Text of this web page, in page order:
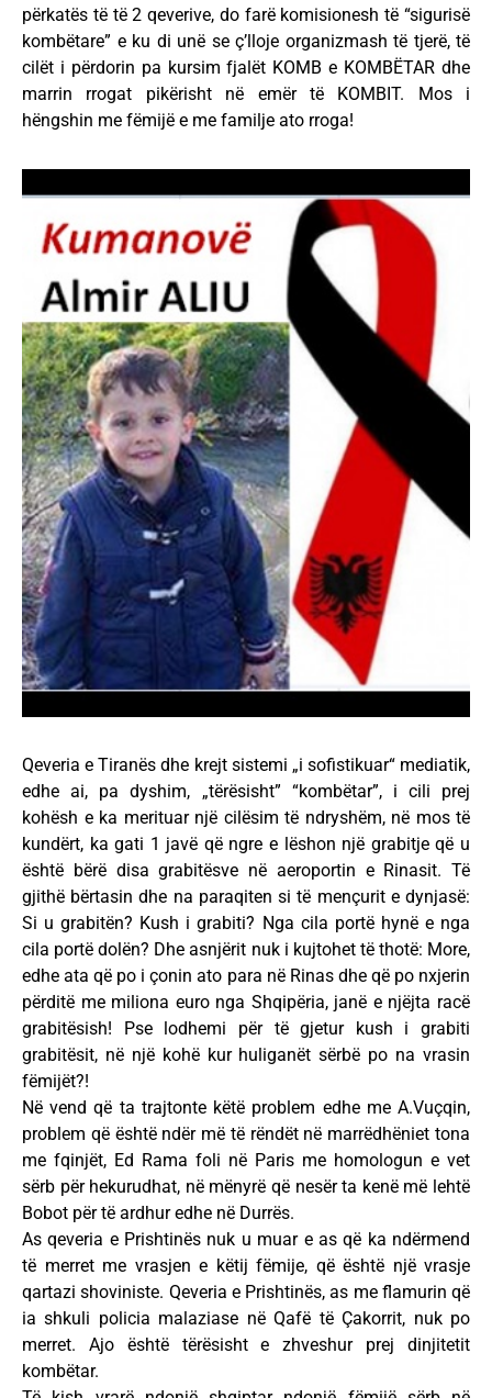
përkatës të të 2 qeverive, do farë komisionesh të “sigurisë
kombëtare” e ku di unë se ç’lloje organizmash të tjerë, të
cilët i përdorin pa kursim fjalët KOMB e KOMBËTAR dhe
marrin rrogat pikërisht në emër të KOMBIT. Mos i
hëngshin me fëmijë e me familje ato rroga!
Qeveria e Tiranës dhe krejt sistemi „i sofistikuar“ mediatik,
edhe ai, pa dyshim, „tërësisht” “kombëtar”, i cili prej
kohësh e ka merituar një cilësim të ndryshëm, në mos të
kundërt, ka gati 1 javë që ngre e lëshon një grabitje që u
është bërë disa grabitësve në aeroportin e Rinasit. Të
gjithë bërtasin dhe na paraqiten si të mençurit e dynjasë:
Si u grabitën? Kush i grabiti? Nga cila portë hynë e nga
cila portë dolën? Dhe asnjërit nuk i kujtohet të thotë: More,
edhe ata që po i çonin ato para në Rinas dhe që po nxjerin
përditë me miliona euro nga Shqipëria, janë e njëjta racë
grabitësish! Pse lodhemi për të gjetur kush i grabiti
grabitësit, në një kohë kur huliganët sërbë po na vrasin
fëmijët?!
Në vend që ta trajtonte këtë problem edhe me A.Vuçqin,
problem që është ndër më të rëndët në marrëdhëniet tona
me fqinjët, Ed Rama foli në Paris me homologun e vet
sërb për hekurudhat, në mënyrë që nesër ta kenë më lehtë
Bobot për të ardhur edhe në Durrës.
As qeveria e Prishtinës nuk u muar e as që ka ndërmend
të merret me vrasjen e këtij fëmije, që është një vrasje
qartazi shoviniste. Qeveria e Prishtinës, as me flamurin që
ia shkuli policia malaziase në Qafë të Çakorrit, nuk po
merret. Ajo është tërësisht e zhveshur prej dinjitetit
kombëtar.